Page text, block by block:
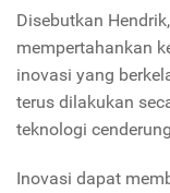
Disebutkan
mempertahankan
inovasi yang
terus dilakukan
teknologi
Inovasi dapat